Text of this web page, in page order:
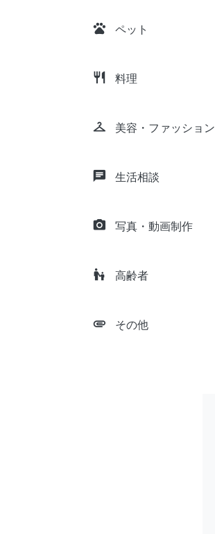
pets ペット
restaurant 料理
checkroom 美容・ファッション
chat 生活相談
camera_alt 写真・動画制作
escalator_warning 高齢者
attachment その他